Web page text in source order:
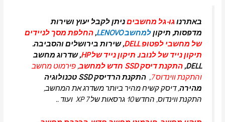
באתרנו גו-גל מחשביםניתן לקבל יעוץ ושירות
מדפסות, תיקוןלמחשב LENOVO ,החלפת מסך לניידים
של מחשבי לפטופ DELL
, שירות בירושלים והסביבה.
תיקון נייד של לנובו. תיקון נייד של HP
, שדרוג מחשב
DELL, התקנת דיסק SSD חדש למחשב ,פירמוט מחשב
והתקנת ווינדוס 7 ,
התקנת הרדיסק SSD טכנולוגיה
מהירה, דיסק קשיח מהיר ביותר משדרג את המחשב,
התקנת ווינדוס, החדש 10 גרסאות של 7 XP ועוד ..